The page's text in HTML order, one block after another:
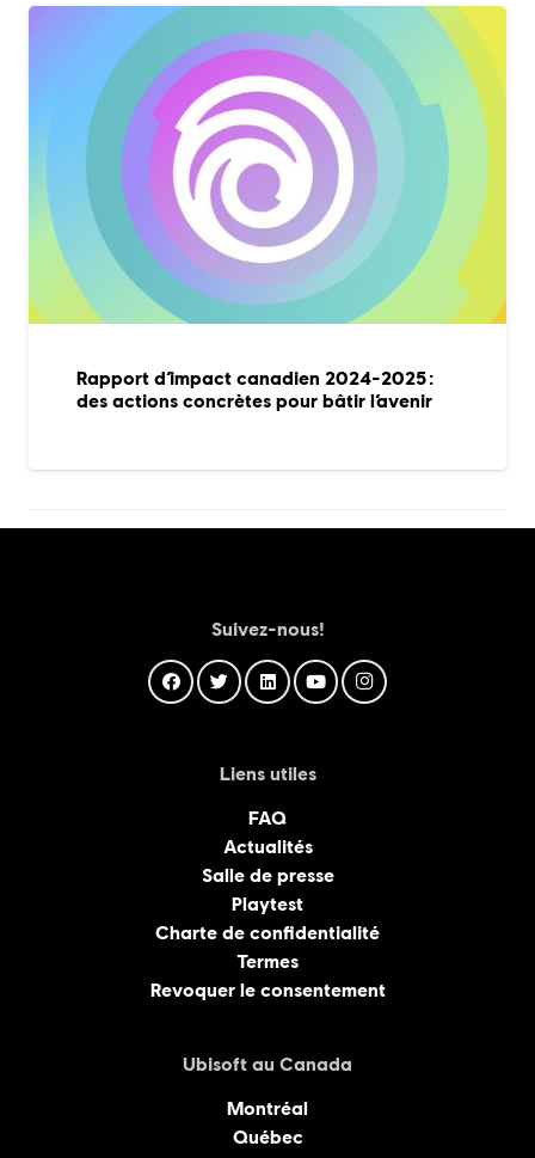
Rapport d’impact canadien 2024-2025 :
des actions concrètes pour bâtir l’avenir
Suivez-nous!
Liens utiles
FAQ
Actualités
Salle de presse
Playtest
Charte de confidentialité
Termes
Revoquer le consentement
Ubisoft au Canada
Montréal
Québec